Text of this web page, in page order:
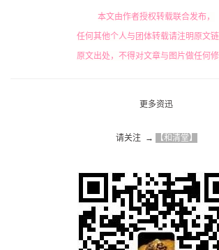
本文由作者授权转载联合发布，
任何其他个人与团体转载请注明原文链
原文出处，不得对文章与图片做任何修
更多资迅
请关注  → 【和清堂】